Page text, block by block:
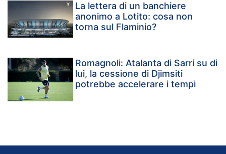
La lettera di un banchiere
anonimo a Lotito: cosa non
torna sul Flaminio?
Romagnoli: Atalanta di Sarri su di
lui, la cessione di Djimsiti
potrebbe accelerare i tempi